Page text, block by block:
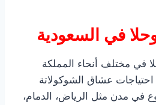
في السعودية
في مختلف أنحاء المملكة
احتياجات عشاق الشوكولاتة
في مدن مثل الرياض، الدمام،